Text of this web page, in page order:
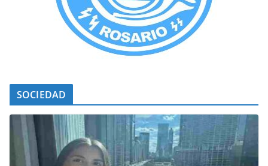
SOCIEDAD